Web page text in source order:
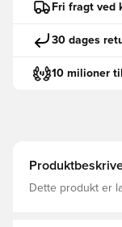
Fri fragt ved
30 dages
10 milioner
Dette produkt er